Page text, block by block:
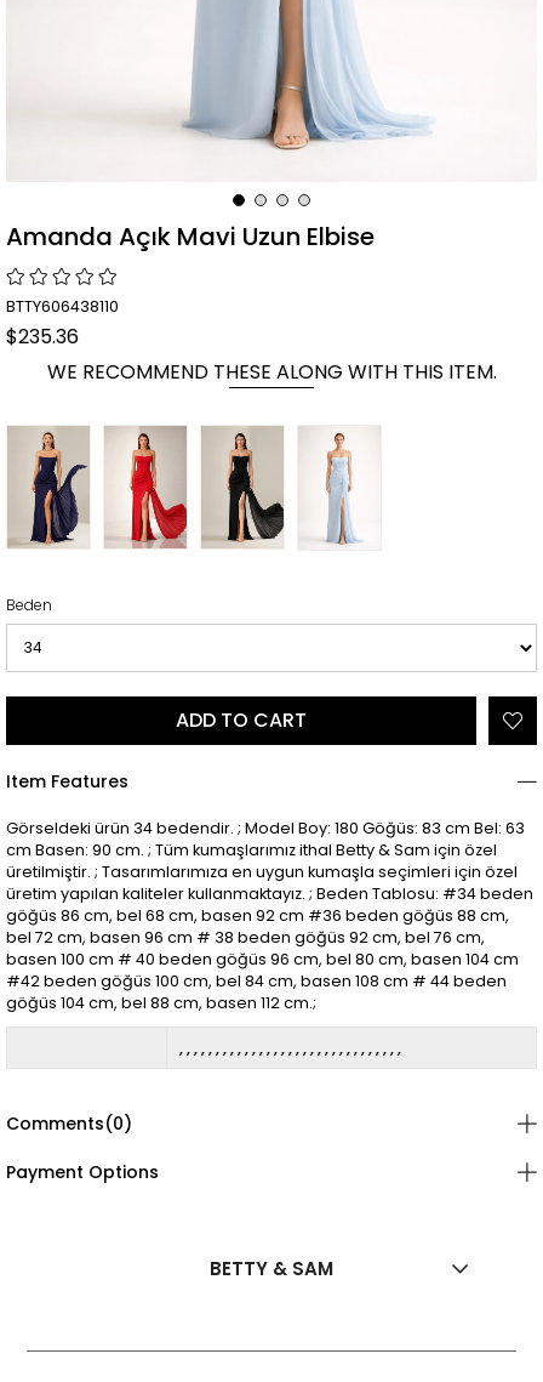
Amanda Açık Mavi Uzun Elbise
BTTY606438110
$235.36
WE RECOMMEND THESE ALONG WITH THIS ITEM.
Beden
Item Features
Görseldeki ürün 34 bedendir. ; Model Boy: 180 Göğüs: 83 cm Bel: 63
cm Basen: 90 cm. ; Tüm kumaşlarımız ithal Betty & Sam için özel
üretilmiştir. ; Tasarımlarımıza en uygun kumaşla seçimleri için özel
üretim yapılan kaliteler kullanmaktayız. ; Beden Tablosu: #34 beden
göğüs 86 cm, bel 68 cm, basen 92 cm #36 beden göğüs 88 cm,
bel 72 cm, basen 96 cm # 38 beden göğüs 92 cm, bel 76 cm,
basen 100 cm # 40 beden göğüs 96 cm, bel 80 cm, basen 104 cm
#42 beden göğüs 100 cm, bel 84 cm, basen 108 cm # 44 beden
göğüs 104 cm, bel 88 cm, basen 112 cm.;
Comments(0)
Payment Options
BETTY & SAM